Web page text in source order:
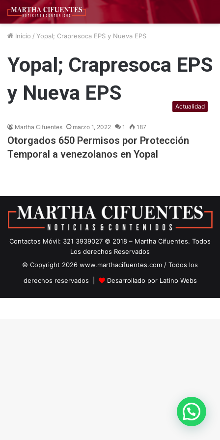
Inicio / Yopal; Crapresoca EPS y Nueva EPS
Yopal; Crapresoca EPS
y Nueva EPS
Actualidad
Martha Cifuentes marzo 1, 2022 1 187
Otorgados 650 Permisos por Protección
Temporal a venezolanos en Yopal
Contactos Móvil: 321 3939027 © 2018 – Martha Cifuentes. Todos
Los derechos Reservados
© Copyright 2026 www.marthacifuentes.com / Todos los
derechos reservados |
Desarrollado por Latino Webs